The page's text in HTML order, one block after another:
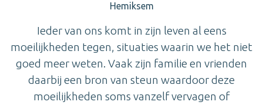
Hemiksem
Ieder van ons komt in zijn leven al eens
moeilijkheden tegen, situaties waarin we het niet
goed meer weten. Vaak zijn familie en vrienden
daarbij een bron van steun waardoor deze
moeilijkheden soms vanzelf vervagen of